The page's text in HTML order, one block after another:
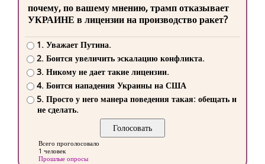
почему, по вашему мнению, трамп отказывает
УКРАИНЕ в лицензии на производство ракет?
1. Уважает Путина.
2. Боится увеличить эскалацию конфликта.
3. Никому не дает такие лицензии.
4. Боится нападения Украины на США
5. Просто у него манера поведения такая: обещать и
не сделать.
Всего проголосовало
1 человек
Прошлые опросы